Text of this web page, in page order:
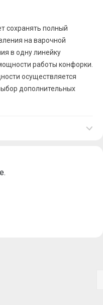
сохранять полный
на варочной
работы конфорки.
осуществляется
дополнительных